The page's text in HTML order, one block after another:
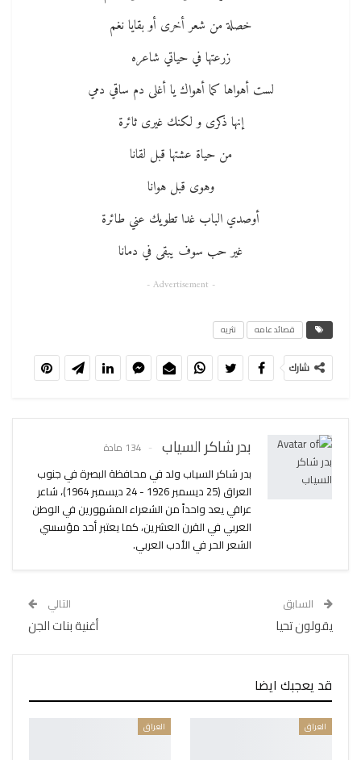
خصلة من شعر أخرى أو بقايا نغم
زرعتها في حياتي شاعره
لست أهواها كما أهواك يا أغلى دم ساقي دمي
إنها ذكرى و لكنك غيرى ثائرة
من حياة عشتها قبل لقانا
وهوى قبل هوانا
أوصدي الباب غدا تطويك عني طائرة
غير حب سوف يبقى في دمانا
- Advertisement -
قصائد عامه نثريه
شارك
بدر شاكر السياب 134 مادة
بدر شاكر السياب ولد في محافظة البصرة في جنوب
العراق (25 ديسمبر 1926 - 24 ديسمبر 1964)، شاعر
عراقي يعد واحداً من الشعراء المشهورين في الوطن
العربي في القرن العشرين، كما يعتبر أحد مؤسسي
الشعر الحر في الأدب العربي.
السابق
يقولون تحيا
التالي
أغنية بنات الجن
قد يعجبك ايضا
العراق العراق